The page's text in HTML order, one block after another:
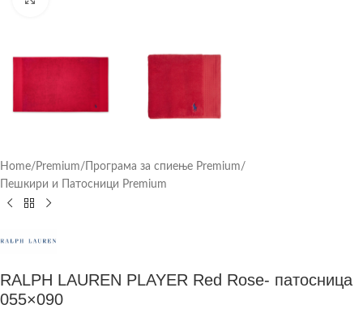
Home/ Premium/ Програма за спиење Premium/
Пешкири и Патосници Premium
RALPH LAUREN PLAYER Red Rose- патосница
055×090